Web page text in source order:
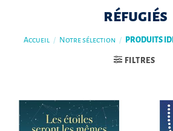
réfugiés
Accueil / Notre sélection / PRODUITS
FILTRES